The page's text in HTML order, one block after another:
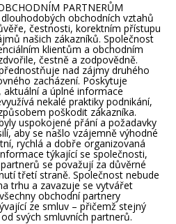
PARTNERŮM
obchodních vztahů
čestnosti, korektním přístupu
našich zákazníků. Společnost
klientům a obchodním
čestně a zodpovědně.
nad zájmy druhého
zacházení. Poskytuje
a úplné informace
nekalé praktiky podnikání,
poškodit zákazníka.
uspokojené přání a požadavky
aby se našlo vzájemně výhodné
rychlá a dobře organizovaná
týkající se společnosti,
se považují za důvěrné
třetí straně. Společnost nebude
trhu a zavazuje se vytvářet
obchodní partnery
ze smluv – přičemž stejný
svých smluvních partnerů.